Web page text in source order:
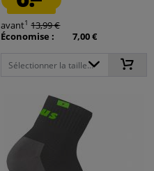
avant1 13,99 €
Économise :
7,00 €
Sélectionner la taille...